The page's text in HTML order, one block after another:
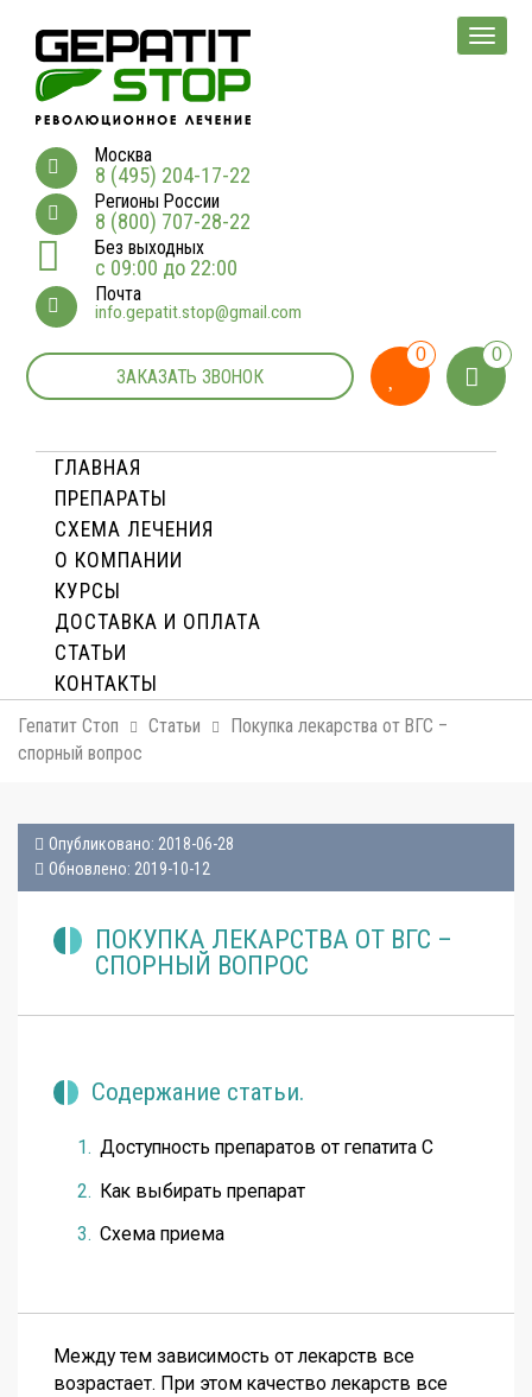
Москва
8 (495) 204-17-22
Регионы России
8 (800) 707-28-22
Без выходных
с 09:00 до 22:00
Почта
info.gepatit.stop@gmail.com
ЗАКАЗАТЬ ЗВОНОК
0 0
ГЛАВНАЯ
ПРЕПАРАТЫ
СХЕМА ЛЕЧЕНИЯ
О КОМПАНИИ
КУРСЫ
ДОСТАВКА И ОПЛАТA
СТАТЬИ
КОНТАКТЫ
Гепатит Стоп Статьи
Покупка лекарства от ВГС –
спорный вопрос
Опубликовано: 2018-06-28
Обновлено: 2019-10-12
ПОКУПКА ЛЕКАРСТВА ОТ ВГС –
СПОРНЫЙ ВОПРОС
Содержание статьи.
Доступность препаратов от гепатита С
Как выбирать препарат
Схема приема
Между тем зависимость от лекарств все
возрастает. При этом качество лекарств все